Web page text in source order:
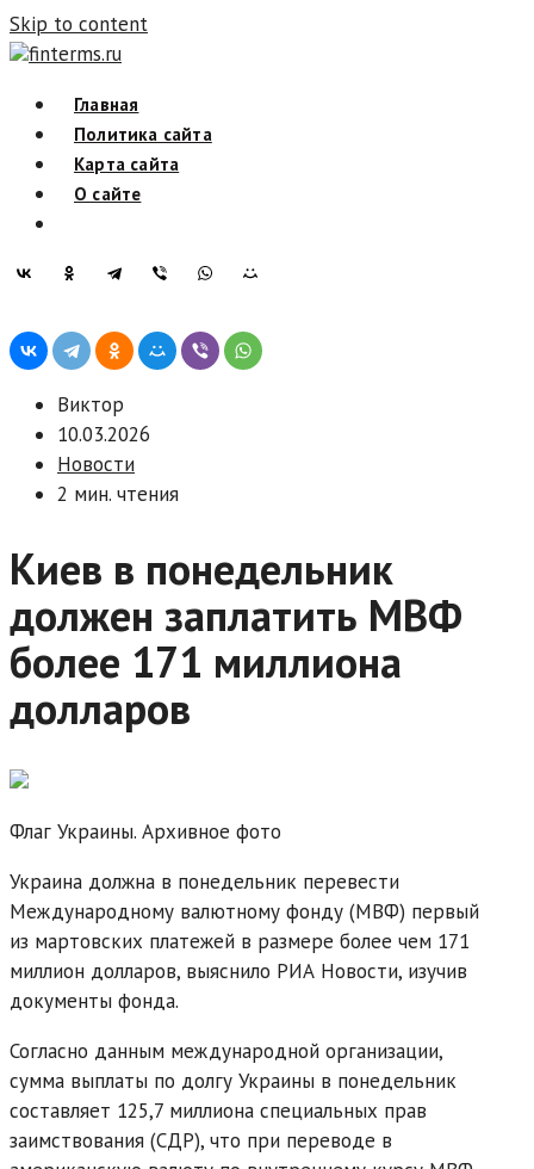
Skip to content
finterms.ru
Главная
Политика сайта
Карта сайта
О сайте
Виктор
10.03.2026
Новости
2 мин. чтения
Киев в понедельник
должен заплатить МВФ
более 171 миллиона
долларов
Флаг Украины. Архивное фото
Украина должна в понедельник перевести
Международному валютному фонду (МВФ) первый
из мартовских платежей в размере более чем 171
миллион долларов, выяснило РИА Новости, изучив
документы фонда.
Согласно данным международной организации,
сумма выплаты по долгу Украины в понедельник
составляет 125,7 миллиона специальных прав
заимствования (СДР), что при переводе в